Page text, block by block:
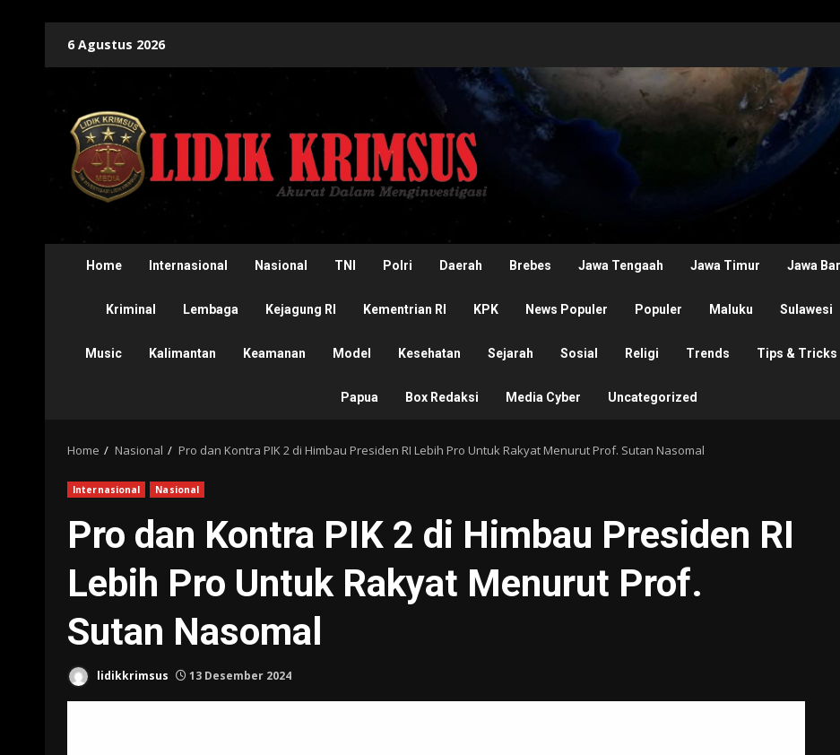
content
6 Agustus 2026
Home Internasional Nasional TNI Polri Daerah Brebes Jawa Tengaah Jawa Timur Jawa
Kriminal Lembaga Kejagung RI Kementrian RI KPK News Populer Populer Maluku Sulawesi
Music Kalimantan Keamanan Model Kesehatan Sejarah Sosial Religi Trends Tips & Tricks
Papua Box Redaksi Media Cyber Uncategorized
Home Nasional Pro dan Kontra PIK 2 di Himbau Presiden RI Lebih Pro Untuk Rakyat Menurut Prof. Sutan Nasomal
Internasional Nasional
Pro dan Kontra PIK 2 di Himbau Presiden RI
Lebih Pro Untuk Rakyat Menurut Prof.
Sutan Nasomal
lidikkrimsus 13 Desember 2024